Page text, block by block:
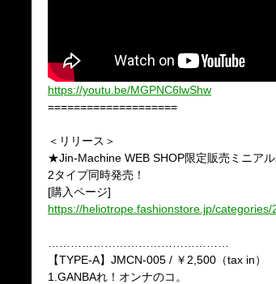
https://youtu.be/MGPNC6lwShw
====================
＜リリース＞
★Jin-Machine WEB SHOP限定販売ミニアル
2タイプ同時発売！
[購入ページ]
https://heliotrope.fashionstore.jp/categories/
【TYPE-A】JMCN-005 / ￥2,500（tax in）
1.GANBAれ！オンナのコ。